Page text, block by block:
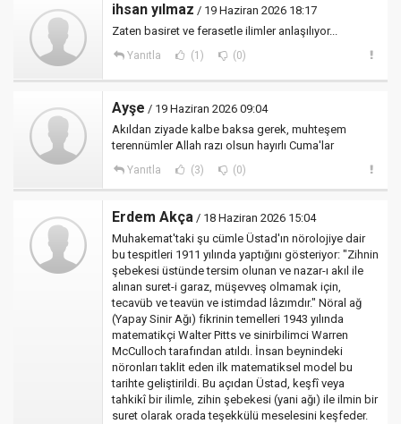
ihsan yılmaz / 19 Haziran 2026 18:17
Zaten basiret ve ferasetle ilimler anlaşılıyor...
Yanıtla (1) (0)
Ayşe / 19 Haziran 2026 09:04
Akıldan ziyade kalbe baksa gerek, muhteşem
terennümler Allah razı olsun hayırlı Cuma'lar
Yanıtla (3) (0)
Erdem Akça / 18 Haziran 2026 15:04
Muhakemat'taki şu cümle Üstad'ın nörolojiye dair
bu tespitleri 1911 yılında yaptığını gösteriyor: "Zihnin
şebekesi üstünde tersim olunan ve nazar-ı akıl ile
alınan suret-i garaz, müşevveş olmamak için,
tecavüb ve teavün ve istimdad lâzımdır." Nöral ağ
(Yapay Sinir Ağı) fikrinin temelleri 1943 yılında
matematikçi Walter Pitts ve sinirbilimci Warren
McCulloch tarafından atıldı. İnsan beynindeki
nöronları taklit eden ilk matematiksel model bu
tarihte geliştirildi. Bu açıdan Üstad, keşfî veya
tahkikî bir ilimle, zihin şebekesi (yani ağı) ile ilmin bir
suret olarak orada teşekkülü meselesini keşfeder.